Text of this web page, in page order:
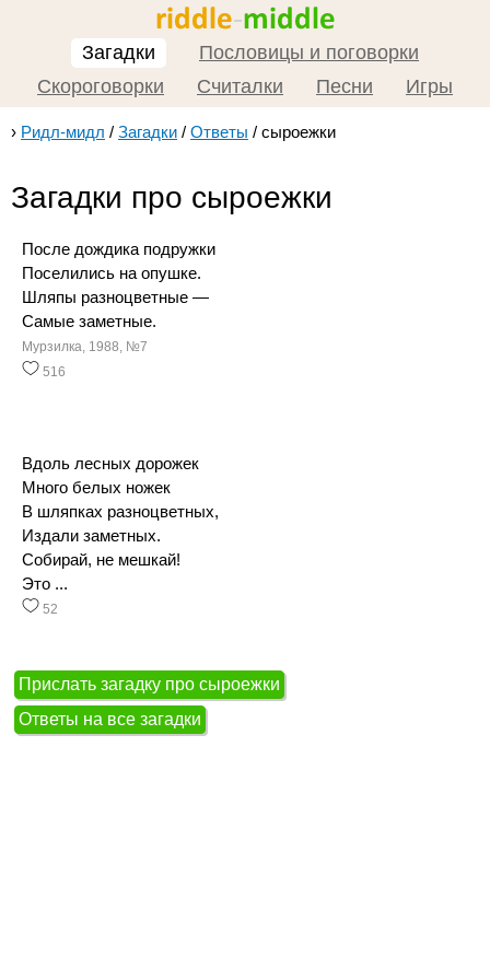
Загадки
Пословицы и поговорки
Скороговорки
Считалки Песни Игры
› Ридл-мидл / Загадки / Ответы / сыроежки
Загадки про сыроежки
После дождика подружки
Поселились на опушке.
Шляпы разноцветные —
Самые заметные.
Мурзилка, 1988, №7
516
Вдоль лесных дорожек
Много белых ножек
В шляпках разноцветных,
Издали заметных.
Собирай, не мешкай!
Это ...
52
Прислать загадку про сыроежки
Ответы на все загадки